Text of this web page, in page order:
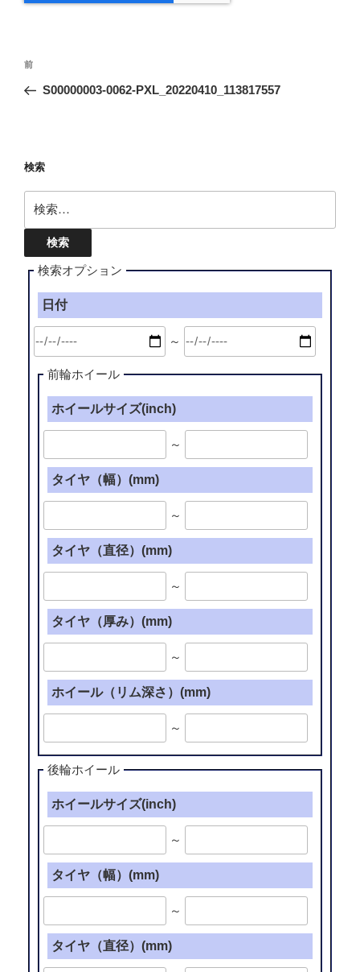
投
ナ
ー
シ
ョ
ン
前
の
前
S00000003-0062-PXL_20220410_113817557
検索
索:
検索オプション
日付
～
前輪ホイール
ホイールサイズ(inch)
～
タイヤ（幅）(mm)
～
タイヤ（直径）(mm)
～
タイヤ（厚み）(mm)
～
ホイール（リム深さ）(mm)
～
後輪ホイール
ホイールサイズ(inch)
～
タイヤ（幅）(mm)
～
タイヤ（直径）(mm)